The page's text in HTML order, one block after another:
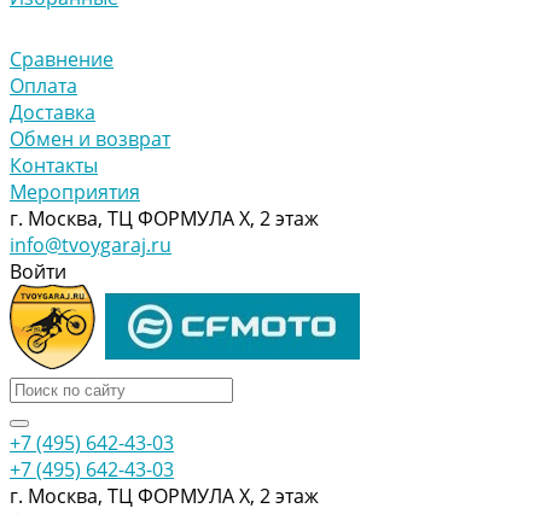
Сравнение
Оплата
Доставка
Обмен и возврат
Контакты
Мероприятия
г. Москва, ТЦ ФОРМУЛА Х, 2 этаж
info@tvoygaraj.ru
Войти
+7 (495) 642-43-03
+7 (495) 642-43-03
г. Москва, ТЦ ФОРМУЛА Х, 2 этаж